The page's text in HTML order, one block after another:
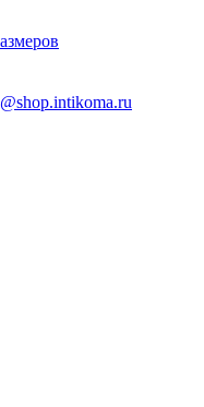
@shop.intikoma.ru